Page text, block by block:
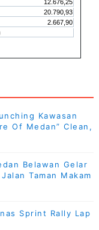
Kawasan
Of Medan” Clean,
Belawan Gelar
Taman Makam
Sprint Rally Lap